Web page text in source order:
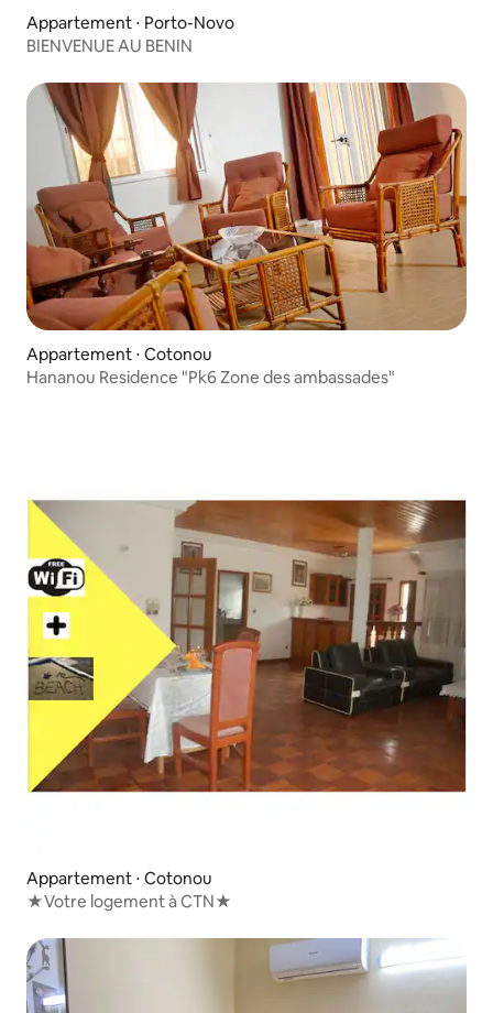
Appartement ⋅ Porto-Novo
BIENVENUE AU BENIN
Appartement ⋅ Cotonou
Hananou Residence "Pk6 Zone des ambassades"
Appartement ⋅ Cotonou
★Votre logement à CTN★